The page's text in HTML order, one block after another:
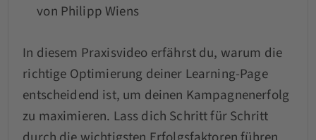
von Philipp Wiens
In diesem Praxisvideo erfährst du, warum die
richtige Optimierung deiner Learning-Page
entscheidend ist, um deinen Kampagnenerfolg
zu maximieren. Lass dich Schritt für Schritt